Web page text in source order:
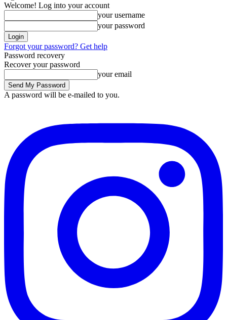
Welcome! Log into your account
your username
your password
Forgot your password? Get help
Password recovery
Recover your password
your email
A password will be e-mailed to you.